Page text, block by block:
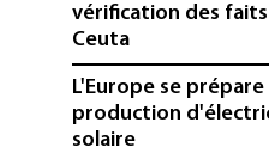
vérification des
Ceuta
L'Europe se
production
solaire